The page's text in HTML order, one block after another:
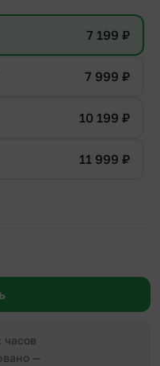
7 199 ₽
7 999 ₽
10 199 ₽
11 999 ₽
часов
—